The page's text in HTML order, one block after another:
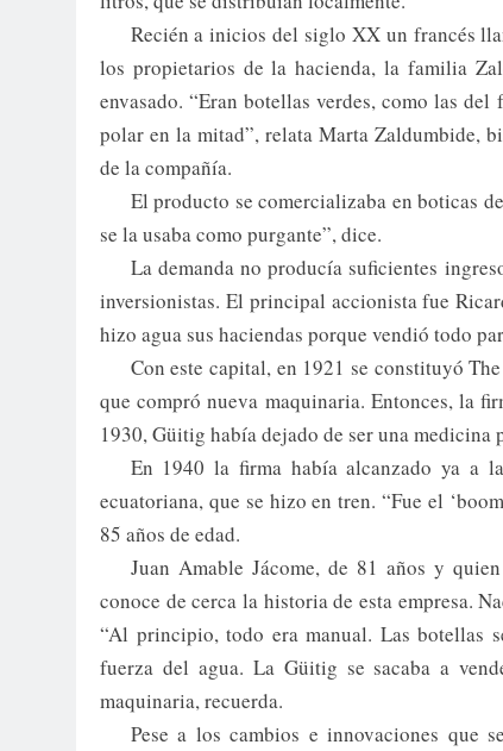
Recién a inicios del siglo XX un francés
los propietarios de la hacienda, la familia
envasado. “Eran botellas verdes, como las
polar en la mitad”, relata Marta Zaldumbide,
de la compañía.
El producto se comercializaba en boticas
se la usaba como purgante”, dice.
La demanda no producía suficientes
inversionistas. El principal accionista fue
hizo agua sus haciendas porque vendió todo
Con este capital, en 1921 se constituyó
que compró nueva maquinaria. Entonces, la
1930, Güitig había dejado de ser una medicina
En 1940 la firma había alcanzado ya a
ecuatoriana, que se hizo en tren. “Fue el
85 años de edad.
Juan Amable Jácome, de 81 años y
conoce de cerca la historia de esta empresa.
“Al principio, todo era manual. Las botellas
fuerza del agua. La Güitig se sacaba a
maquinaria, recuerda.
Pese a los cambios e innovaciones que